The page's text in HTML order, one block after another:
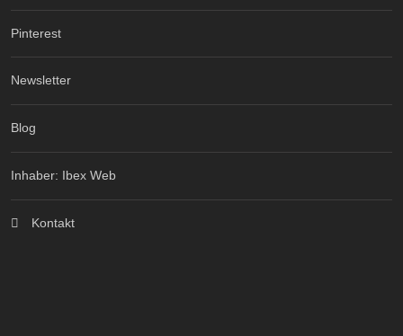
Pinterest
Newsletter
Blog
Inhaber: Ibex Web
Kontakt